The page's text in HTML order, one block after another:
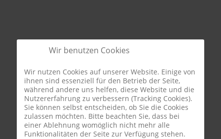
Wir benutzen Cookies
Wir nutzen Cookies auf unserer Website. Einige von
ihnen sind essenziell für den Betrieb der Seite,
während andere uns helfen, diese Website und die
Nutzererfahrung zu verbessern (Tracking Cookies).
Sie können selbst entscheiden, ob Sie die Cookies
zulassen möchten. Bitte beachten Sie, dass bei
einer Ablehnung womöglich nicht mehr alle
Funktionalitäten der Seite zur Verfügung stehen.